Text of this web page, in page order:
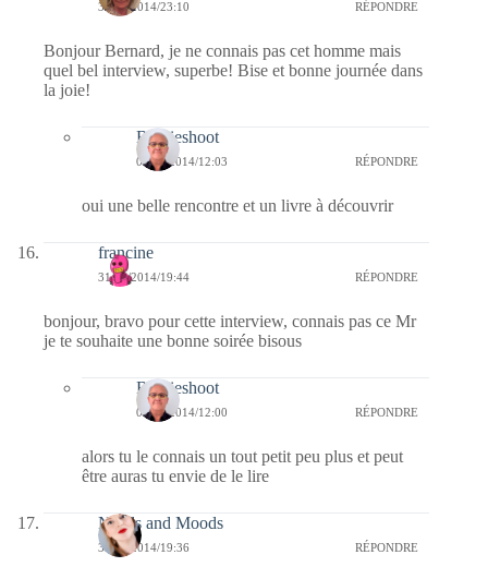
31/10/2014/23:10 RÉPONDRE
Bonjour Bernard, je ne connais pas cet homme mais
quel bel interview, superbe! Bise et bonne journée dans
la joie!
Bernieshoot
01/11/2014/12:03 RÉPONDRE
oui une belle rencontre et un livre à découvrir
francine
31/10/2014/19:44 RÉPONDRE
bonjour, bravo pour cette interview, connais pas ce Mr
je te souhaite une bonne soirée bisous
Bernieshoot
01/11/2014/12:00 RÉPONDRE
alors tu le connais un tout petit peu plus et peut
être auras tu envie de le lire
Needs and Moods
31/10/2014/19:36 RÉPONDRE